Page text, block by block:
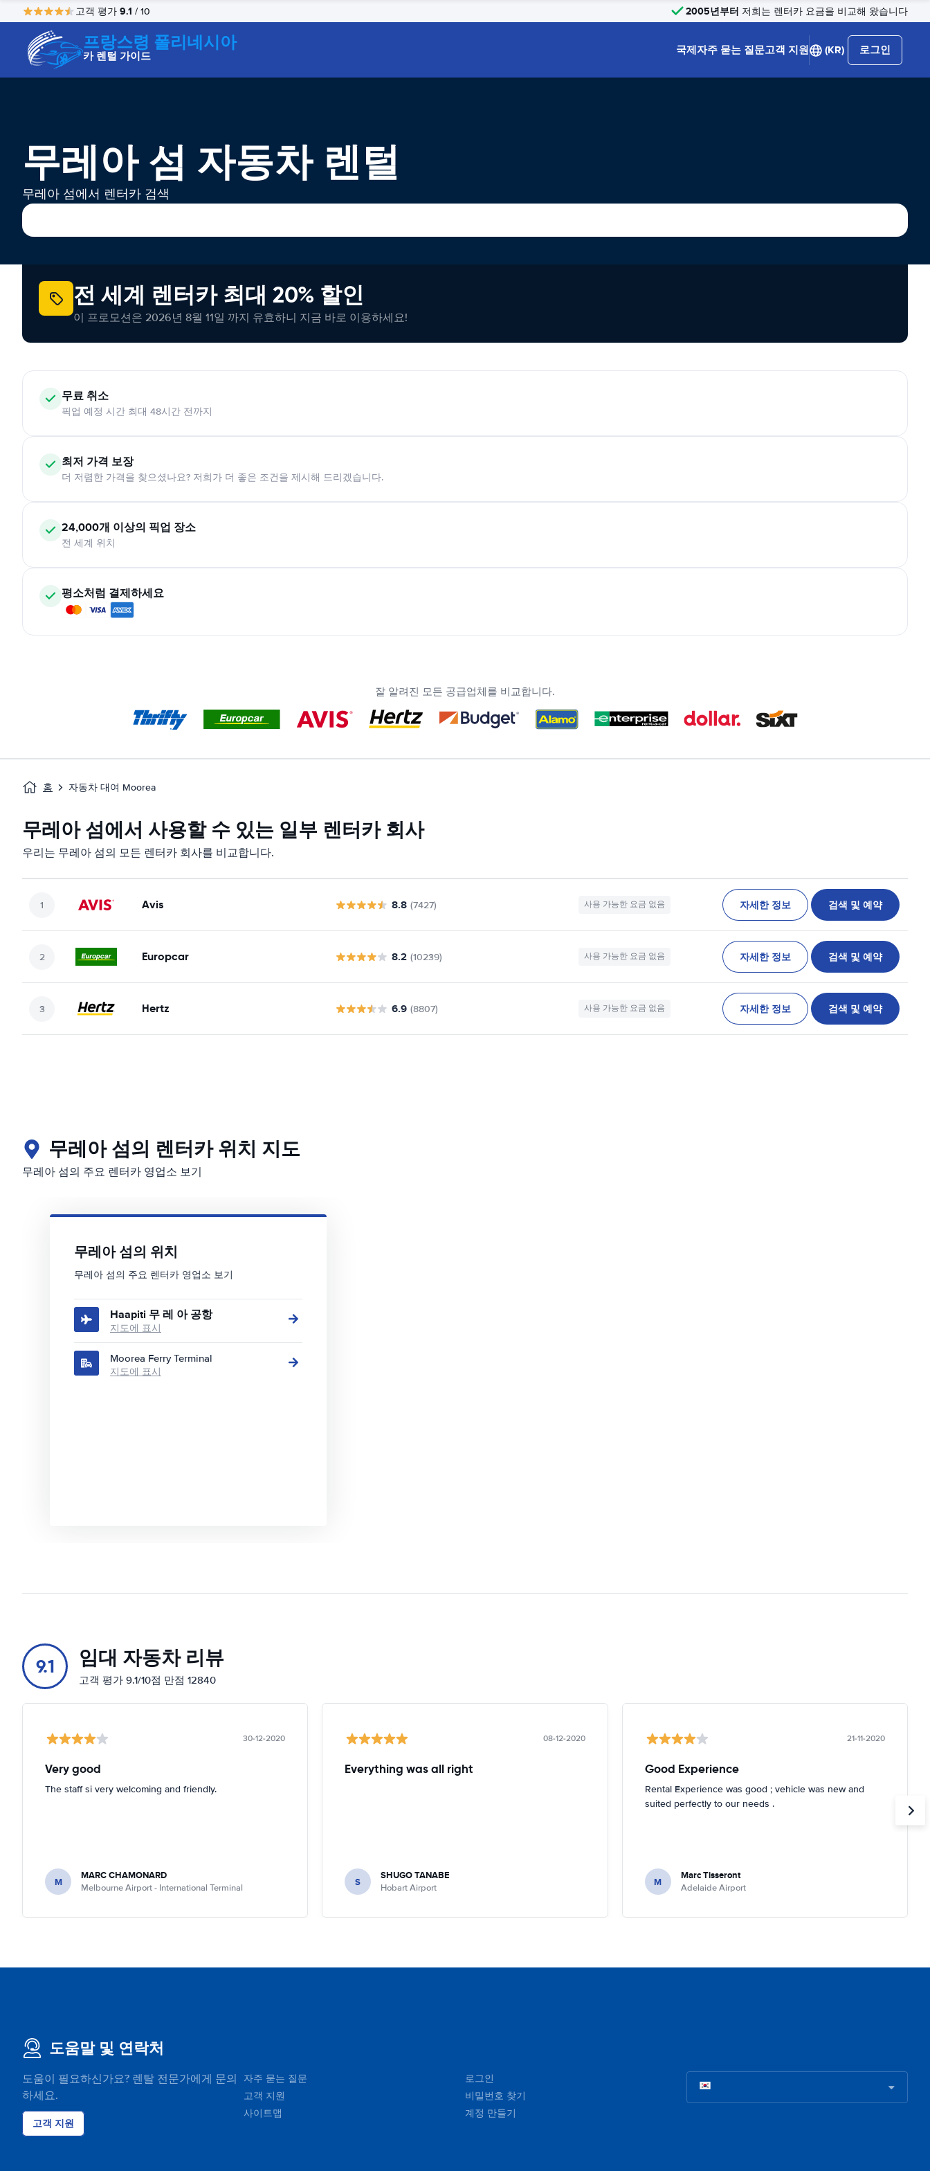
고객 평가 9.1 / 10 2005년부터 저희는 렌터카 요금을 비교해 왔습니다
프랑스령 폴리네시아
카 렌털 가이드 국제자주 묻는 질문고객 지원 (KR) 로그인
무레아 섬 자동차 렌털
무레아 섬에서 렌터카 검색
전 세계 렌터카 최대 20% 할인
이 프로모션은 2026년 8월 11일 까지 유효하니 지금 바로 이용하세요!
무료 취소
픽업 예정 시간 최대 48시간 전까지
최저 가격 보장
더 저렴한 가격을 찾으셨나요? 저희가 더 좋은 조건을 제시해 드리겠습니다.
24,000개 이상의 픽업 장소
전 세계 위치
평소처럼 결제하세요
잘 알려진 모든 공급업체를 비교합니다.
홈 자동차 대여 Moorea
무레아 섬에서 사용할 수 있는 일부 렌터카 회사
우리는 무레아 섬의 모든 렌터카 회사를 비교합니다.
Avis 8.8 (7427) 사용 가능한 요금 없음 자세한 정보 검색 및 예약
Europcar 8.2 (10239) 사용 가능한 요금 없음 자세한 정보 검색 및 예약
Hertz 6.9 (8807) 사용 가능한 요금 없음 자세한 정보 검색 및 예약
무레아 섬의 렌터카 위치 지도
무레아 섬의 주요 렌터카 영업소 보기
무레아 섬의 위치
무레아 섬의 주요 렌터카 영업소 보기
Haapiti 무 레 아 공항
지도에 표시
Moorea Ferry Terminal
지도에 표시
9.1 임대 자동차 리뷰
고객 평가 9.1/10점 만점 12840
30-12-2020
Very good
The staff si very welcoming and friendly.
M MARC CHAMONARD
Melbourne Airport - International Terminal
08-12-2020
Everything was all right
S SHUGO TANABE
Hobart Airport
21-11-2020
Good Experience
Rental Experience was good ; vehicle was new and
suited perfectly to our needs .
M Marc Tisseront
Adelaide Airport
도움말 및 연락처
도움이 필요하신가요? 렌탈 전문가에게 문의
하세요.
고객 지원
자주 묻는 질문
고객 지원
사이트맵
로그인
비밀번호 찾기
계정 만들기